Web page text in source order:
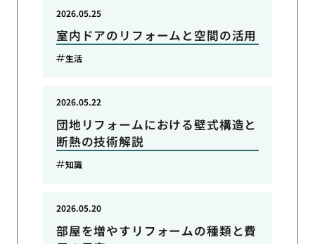
室内ドアのリフォームと空間の活用
2026.05.25
生活
団地リフォームにおける壁式構造と
断熱の技術解説
2026.05.22
知識
部屋を増やすリフォームの種類と費
2026.05.20